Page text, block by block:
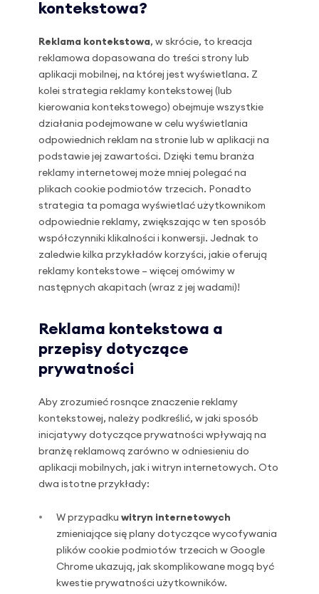
kontekstowa?
Reklama kontekstowa, w skrócie, to kreacja
reklamowa dopasowana do treści strony lub
aplikacji mobilnej, na której jest wyświetlana. Z
kolei strategia reklamy kontekstowej (lub
kierowania kontekstowego) obejmuje wszystkie
działania podejmowane w celu wyświetlania
odpowiednich reklam na stronie lub w aplikacji na
podstawie jej zawartości. Dzięki temu branża
reklamy internetowej może mniej polegać na
plikach cookie podmiotów trzecich. Ponadto
strategia ta pomaga wyświetlać użytkownikom
odpowiednie reklamy, zwiększając w ten sposób
współczynniki klikalności i konwersji. Jednak to
zaledwie kilka przykładów korzyści, jakie oferują
reklamy kontekstowe – więcej omówimy w
następnych akapitach (wraz z jej wadami)!
Reklama kontekstowa a
przepisy dotyczące
prywatności
Aby zrozumieć rosnące znaczenie reklamy
kontekstowej, należy podkreślić, w jaki sposób
inicjatywy dotyczące prywatności wpływają na
branżę reklamową zarówno w odniesieniu do
aplikacji mobilnych, jak i witryn internetowych. Oto
dwa istotne przykłady:
W przypadku witryn internetowych
zmieniające się plany dotyczące wycofywania
plików cookie podmiotów trzecich w Google
Chrome ukazują, jak skomplikowane mogą być
kwestie prywatności użytkowników.